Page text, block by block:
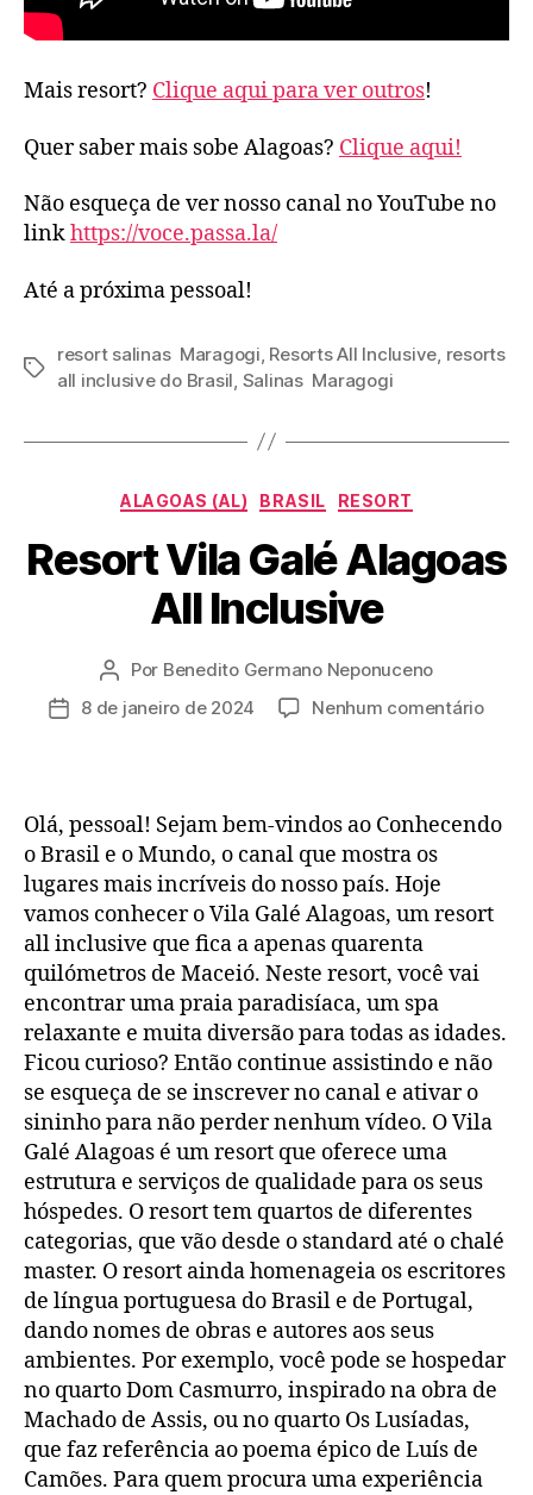
Mais resort? Clique aqui para ver outros!
Quer saber mais sobe Alagoas? Clique aqui!
Não esqueça de ver nosso canal no YouTube no
linkhttps://voce.passa.la/
Até a próxima pessoal!
Tags
resort salinas Maragogi Resorts All Inclusive resorts
all inclusive do Brasil Salinas Maragogi
Categorias
ALAGOAS (AL) BRASIL RESORT
Resort Vila Galé Alagoas
All Inclusive
Autor
do
post
Por Benedito Germano Neponuceno
Data8 de janeiro de 2024 Nenhum comentárioem
All
Olá, pessoal! Sejam bem-vindos ao Conhecendo
o Brasil e o Mundo, o canal que mostra os
lugares mais incríveis do nosso país. Hoje
vamos conhecer o Vila Galé Alagoas, um resort
all inclusive que fica a apenas quarenta
quilómetros de Maceió. Neste resort, você vai
encontrar uma praia paradisíaca, um spa
relaxante e muita diversão para todas as idades.
Ficou curioso? Então continue assistindo e não
se esqueça de se inscrever no canal e ativar o
sininho para não perder nenhum vídeo. O Vila
Galé Alagoas é um resort que oferece uma
estrutura e serviços de qualidade para os seus
hóspedes. O resort tem quartos de diferentes
categorias, que vão desde o standard até o chalé
master. O resort ainda homenageia os escritores
de língua portuguesa do Brasil e de Portugal,
dando nomes de obras e autores aos seus
ambientes. Por exemplo, você pode se hospedar
no quarto Dom Casmurro, inspirado na obra de
Machado de Assis, ou no quarto Os Lusíadas,
que faz referência ao poema épico de Luís de
Camões. Para quem procura uma experiência